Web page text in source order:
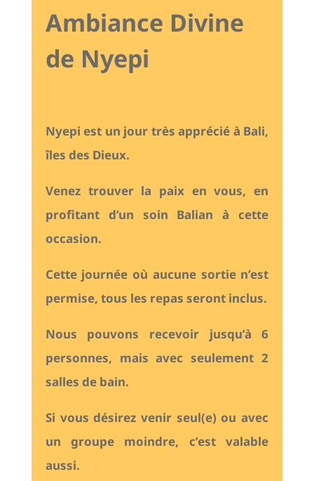
Ambiance Divine
de Nyepi
Nyepi est un jour très apprécié à Bali,
îles des Dieux.
Venez trouver la paix en vous, en
profitant d’un soin Balian à cette
occasion.
Cette journée où aucune sortie n’est
permise, tous les repas seront inclus.
Nous pouvons recevoir jusqu’à 6
personnes, mais avec seulement 2
salles de bain.
Si vous désirez venir seul(e) ou avec
un groupe moindre, c’est valable
aussi.